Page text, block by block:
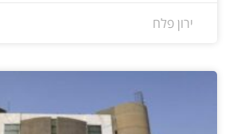
ירון פלח